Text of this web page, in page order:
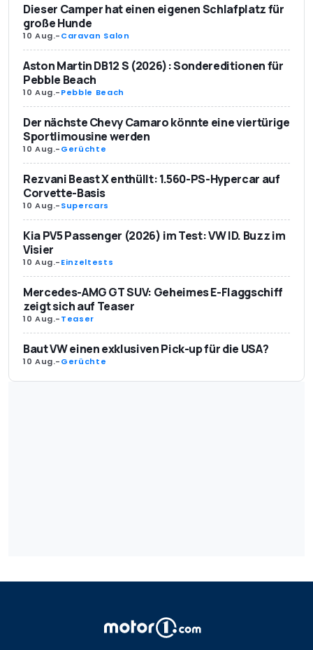
Dieser Camper hat einen eigenen Schlafplatz für
große Hunde
10 Aug.-Caravan Salon
Aston Martin DB12 S (2026): Sondereditionen für
Pebble Beach
10 Aug.-Pebble Beach
Der nächste Chevy Camaro könnte eine viertürige
Sportlimousine werden
10 Aug.-Gerüchte
Rezvani Beast X enthüllt: 1.560-PS-Hypercar auf
Corvette-Basis
10 Aug.-Supercars
Kia PV5 Passenger (2026) im Test: VW ID. Buzz im
Visier
10 Aug.-Einzeltests
Mercedes-AMG GT SUV: Geheimes E-Flaggschiff
zeigt sich auf Teaser
10 Aug.-Teaser
Baut VW einen exklusiven Pick-up für die USA?
10 Aug.-Gerüchte